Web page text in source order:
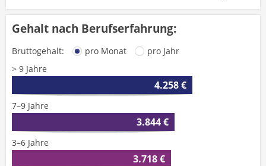
Gehalt nach Berufserfahrung:
Bruttogehalt: pro Monat
pro Jahr
> 9 Jahre
4.258 €
7–9 Jahre
3.844 €
3–6 Jahre
3.718 €